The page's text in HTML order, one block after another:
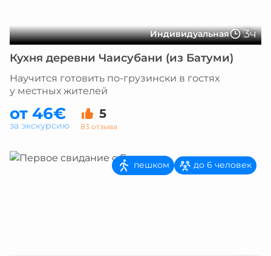
Индивидуальная 3ч
Кухня деревни Чаисубани (из Батуми)
Научится готовить по-грузински в гостях
у местных жителей
от 46€ 5
83 отзыва
за экскурсию
пешком до 6 человек